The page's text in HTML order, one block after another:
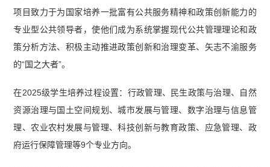
项目致力于为国家培养一批富有公共服务精神和政策创新能力的
专业型公共领导者，使他们成为系统掌握现代公共管理理论和政
策分析方法、积极主动推进政策创新和治理变革、矢志不渝服务
的“国之大者”。
在2025级学生培养过程设置：行政管理、民生政策与治理、自然
资源治理与国土空间规划、城市发展与管理、数字治理与信息管
理、农业农村发展与管理、科技创新与教育政策、应急管理、政
府运行保障管理等9个专业方向。